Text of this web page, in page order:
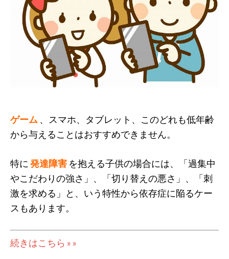
ゲーム 、スマホ、タブレット、このどれも低年齢
から与えることはおすすめできません。
特に 発達障害 を抱える子供の場合には、「過集中
やこだわりの強さ」、「切り替えの悪さ」、「刺
激を求める」と、いう特性から依存症に陥るケー
スもあります。
続きはこちら » »